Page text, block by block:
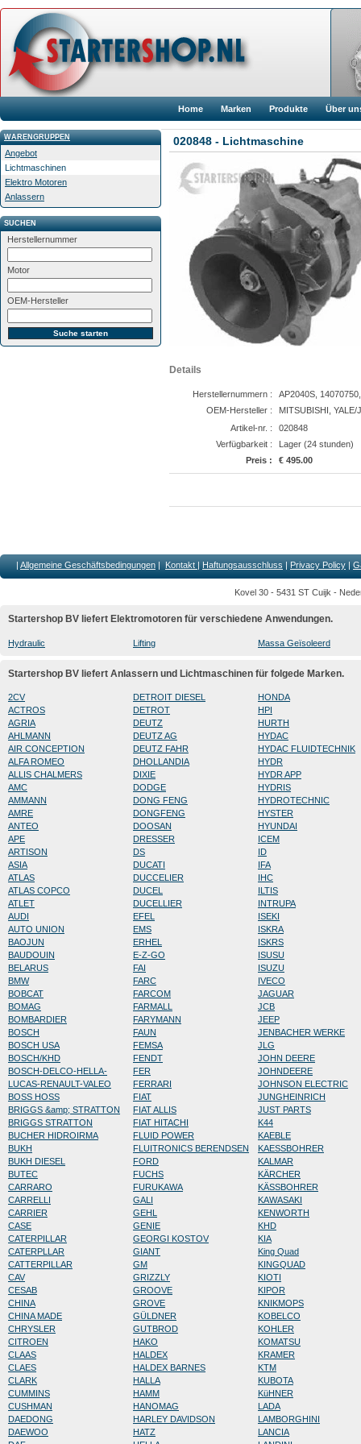
Home Marken Produkte Über
WARENGRUPPEN
Angebot
Lichtmaschinen
Elektro Motoren
Anlassern
SUCHEN
Herstellernummer
Motor
OEM-Hersteller
020848 - Lichtmaschine
Details
Herstellernummern :
AP2040S,
OEM-Hersteller :
MITSUBISHI,
Artikel-nr. :
020848
Verfügbarkeit :
Lager (24 stunden)
Preis :
€ 495.00
| Allgemeine Geschäftsbedingungen | Kontakt | Haftungsausschluss | Privacy Policy |
Kovel 30 - 5431 ST Cuijk -
Startershop BV liefert Elektromotoren für verschiedene Anwendungen.
Hydraulic Lifting Massa Geïsoleerd
Startershop BV liefert Anlassern und Lichtmaschinen für folgede Marken.
2CV
ACTROS
AGRIA
AHLMANN
AIR CONCEPTION
ALFA ROMEO
ALLIS CHALMERS
AMC
AMMANN
AMRE
ANTEO
APE
ARTISON
ASIA
ATLAS
ATLAS COPCO
ATLET
AUDI
AUTO UNION
BAOJUN
BAUDOUIN
BELARUS
BMW
BOBCAT
BOMAG
BOMBARDIER
BOSCH
BOSCH USA
BOSCH/KHD
BOSCH-DELCO-HELLA-
LUCAS-RENAULT-VALEO
BOSS HOSS
BRIGGS &amp; STRATTON
BRIGGS STRATTON
BUCHER HIDROIRMA
BUKH
BUKH DIESEL
BUTEC
CARRARO
CARRELLI
CARRIER
CASE
CATERPILLAR
CATERPLLAR
CATTERPILLAR
CAV
CESAB
CHINA
CHINA MADE
CHRYSLER
CITROEN
CLAAS
CLAES
CLARK
CUMMINS
CUSHMAN
DAEDONG
DAEWOO
DETROIT DIESEL
DETROT
DEUTZ
DEUTZ AG
DEUTZ FAHR
DHOLLANDIA
DIXIE
DODGE
DONG FENG
DONGFENG
DOOSAN
DRESSER
DS
DUCATI
DUCCELIER
DUCEL
DUCELLIER
EFEL
EMS
ERHEL
E-Z-GO
FAI
FARC
FARCOM
FARMALL
FARYMANN
FAUN
FEMSA
FENDT
FER
FERRARI
FIAT
FIAT ALLIS
FIAT HITACHI
FLUID POWER
FLUITRONICS BERENDSEN
FORD
FUCHS
FURUKAWA
GALI
GEHL
GENIE
GEORGI KOSTOV
GIANT
GM
GRIZZLY
GROOVE
GROVE
GÜLDNER
GUTBROD
HAKO
HALDEX
HALDEX BARNES
HALLA
HAMM
HANOMAG
HARLEY DAVIDSON
HATZ
HONDA
HPI
HURTH
HYDAC
HYDAC FLUIDTECHNIK
HYDR
HYDR APP
HYDRIS
HYDROTECHNIC
HYSTER
HYUNDAI
ICEM
ID
IFA
IHC
ILTIS
INTRUPA
ISEKI
ISKRA
ISKRS
ISUSU
ISUZU
IVECO
JAGUAR
JCB
JEEP
JENBACHER WERKE
JLG
JOHN DEERE
JOHNDEERE
JOHNSON ELECTRIC
JUNGHEINRICH
JUST PARTS
K44
KAEBLE
KAESSBOHRER
KALMAR
KÄRCHER
KÄSSBOHRER
KAWASAKI
KENWORTH
KHD
KIA
King Quad
KINGQUAD
KIOTI
KIPOR
KNIKMOPS
KOBELCO
KOHLER
KOMATSU
KRAMER
KTM
KUBOTA
KüHNER
LADA
LAMBORGHINI
LANCIA